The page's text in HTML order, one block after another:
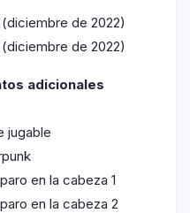
de 2022)
de 2022)
adicionales
jugable
en la cabeza 1
en la cabeza 2